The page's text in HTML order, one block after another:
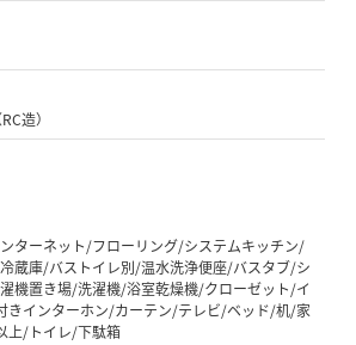
造）
ターネット/フローリング/システムキッチン/
蔵庫/バストイレ別/温水洗浄便座/バスタブ/シ
機置き場/洗濯機/浴室乾燥機/クローゼット/イ
きインターホン/カーテン/テレビ/ベッド/机/家
上/トイレ/下駄箱